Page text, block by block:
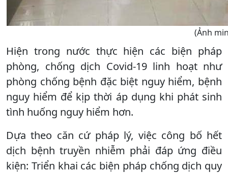
(Ảnh
Hiện trong nước thực hiện các biện pháp
phòng, chống dịch Covid-19 linh hoạt như
phòng chống bệnh đặc biệt nguy hiểm, bệnh
nguy hiểm để kịp thời áp dụng khi phát sinh
tình huống nguy hiểm hơn.
Dựa theo căn cứ pháp lý, việc công bố hết
dịch bệnh truyền nhiễm phải đáp ứng điều
kiện: Triển khai các biện pháp chống dịch quy